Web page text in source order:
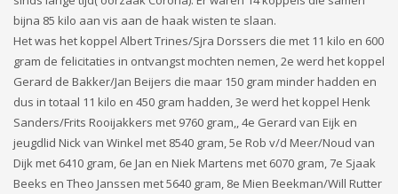
bijna 85 kilo aan vis aan de haak wisten te slaan.
Het was het koppel Albert Trines/Sjra Dorssers die met 11 kilo en 600
gram de felicitaties in ontvangst mochten nemen, 2e werd het koppel
Gerard de Bakker/Jan Beijers die maar 150 gram minder hadden en
dus in totaal 11 kilo en 450 gram hadden, 3e werd het koppel Henk
Sanders/Frits Rooijakkers met 9760 gram,, 4e Gerard van Eijk en
jeugdlid Nick van Winkel met 8540 gram, 5e Rob v/d Meer/Noud van
Dijk met 6410 gram, 6e Jan en Niek Martens met 6070 gram, 7e Sjaak
Beeks en Theo Janssen met 5640 gram, 8e Mien Beekman/Will Rutter